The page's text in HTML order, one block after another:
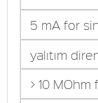
5 mA for
yalıtım
> 10